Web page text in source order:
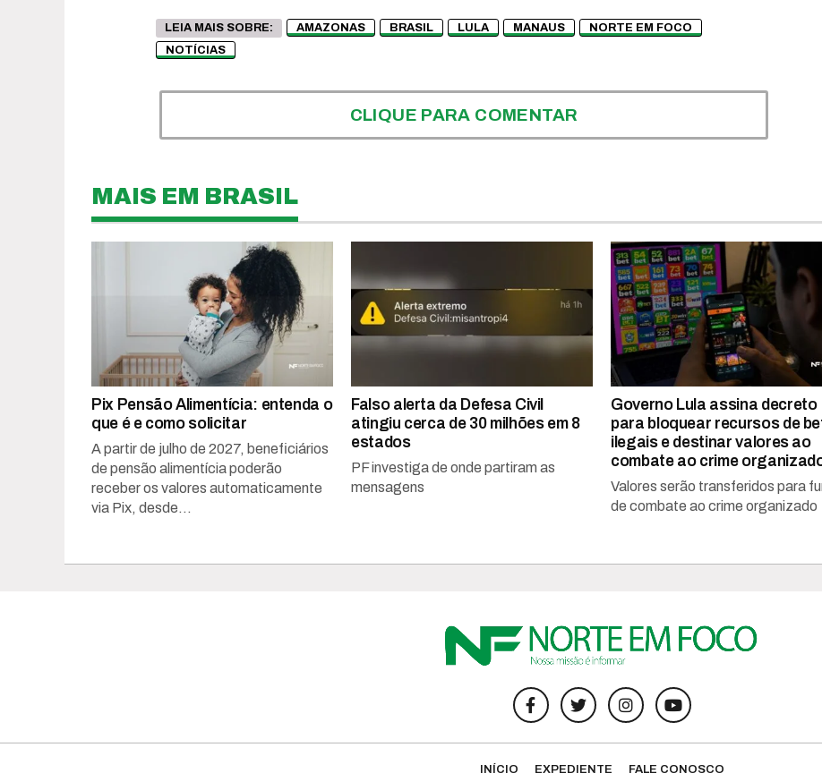
LEIA MAIS SOBRE: AMAZONAS BRASIL LULA MANAUS
NORTE EM FOCO
NOTÍCIAS
CLIQUE PARA COMENTAR
MAIS EM BRASIL
Pix Pensão Alimentícia: entenda o
que é e como solicitar
A partir de julho de 2027, beneficiários
de pensão alimentícia poderão
receber os valores automaticamente
via Pix, desde...
Falso alerta da Defesa Civil
atingiu cerca de 30 milhões em 8
estados
PF investiga de onde partiram as
mensagens
Governo Lula assina decreto
para bloquear recursos de
ilegais e destinar valores ao
combate ao crime
Valores serão transferidos para
de combate ao crime organizado
INÍCIO EXPEDIENTE FALE CONOSCO